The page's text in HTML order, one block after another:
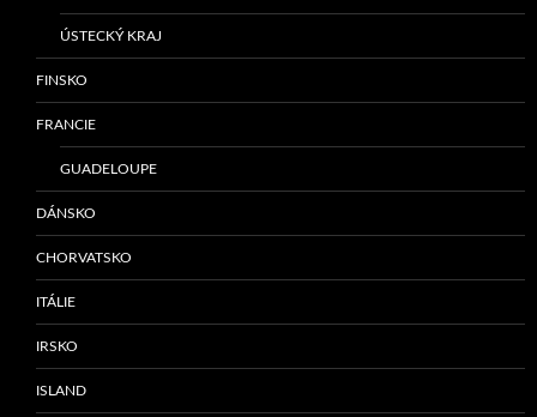
ÚSTECKÝ KRAJ
FINSKO
FRANCIE
GUADELOUPE
DÁNSKO
CHORVATSKO
ITÁLIE
IRSKO
ISLAND